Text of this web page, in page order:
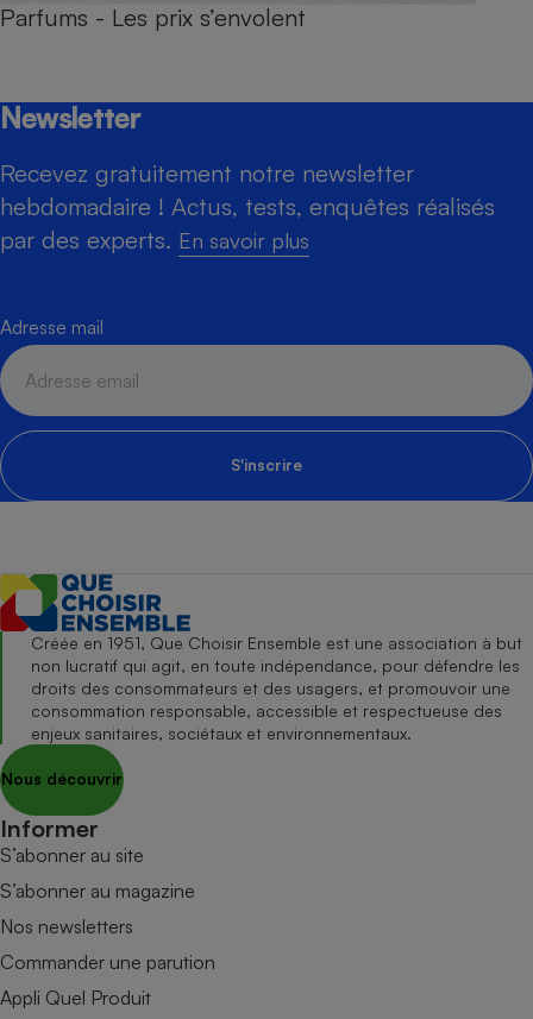
Parfums - Les prix s’envolent
Newsletter
Recevez gratuitement notre newsletter
hebdomadaire ! Actus, tests, enquêtes réalisés
par des experts. En savoir plus
Adresse mail
S'inscrire
Créée en 1951, Que Choisir Ensemble est une association à but
non lucratif qui agit, en toute indépendance, pour défendre les
droits des consommateurs et des usagers, et promouvoir une
consommation responsable, accessible et respectueuse des
enjeux sanitaires, sociétaux et environnementaux.
Nous découvrir
Informer
S’abonner au site
S’abonner au magazine
Nos newsletters
Commander une parution
Appli Quel Produit